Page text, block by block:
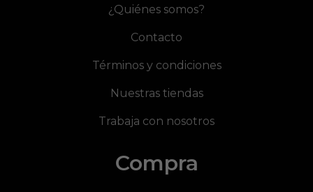
¿Quiénes somos?
Contacto
Términos y condiciones
Nuestras tiendas
Trabaja con nosotros
Compra